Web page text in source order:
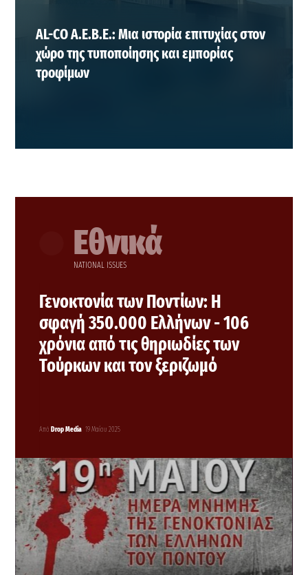
AL-CO Α.Ε.Β.Ε.: Μια ιστορία επιτυχίας στον
χώρο της τυποποίησης και εμπορίας
τροφίμων
Εθνικά
NATIONAL ISSUES
Γενοκτονία των Ποντίων: Η
σφαγή 350.000 Ελλήνων - 106
χρόνια από τις θηριωδίες των
Τούρκων και τον ξεριζωμό
Από Drop Media 19 Μαΐου 2025